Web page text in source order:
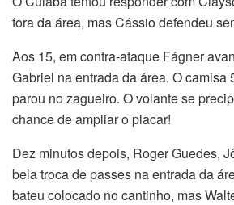
fora da área, mas Cássio defendeu
Aos 15, em contra-ataque Fágner
Gabriel na entrada da área. O camisa
parou no zagueiro. O volante se
chance de ampliar o placar!
Dez minutos depois, Roger Guedes,
bela troca de passes na entrada da
bateu colocado no cantinho, mas